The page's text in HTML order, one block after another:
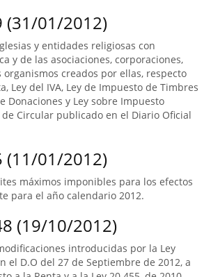
(31/01/2012)
y entidades religiosas con
y de las asociaciones, corporaciones,
creados por ellas, respecto
Ley del IVA, Ley de Impuesto de Timbres
Donaciones y Ley sobre Impuesto
Circular publicado en el Diario Oficial
(11/01/2012)
máximos imponibles para los efectos
para el año calendario 2012.
(19/10/2012)
introducidas por la Ley
el D.O del 27 de Septiembre de 2012, a